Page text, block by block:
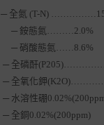
─ 全氮 (T-N)
─ 銨態氮………2.0%
─ 硝酸態氮……8.6%
─ 全磷酐
─ 全氧化鉀
─ 水溶性硼
─ 全銅0.02%(200ppm)